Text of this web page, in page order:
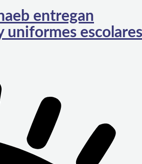
entregan
uniformes escolares